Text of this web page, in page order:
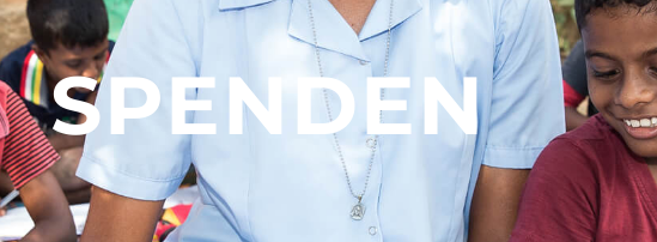
SPENDEN